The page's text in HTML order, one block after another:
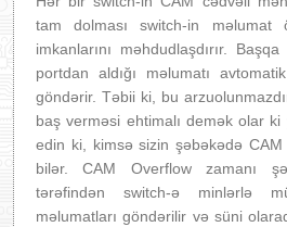
tam dolması switch-in məlumat
imkanlarını məhdudlaşdırır.
portdan aldığı məlumatı
göndərir. Təbii ki, bu
baş verməsi ehtimalı demək olar
edin ki, kimsə sizin şəbəkədə
bilər. CAM Overflow zamanı
tərəfindən switch-ə minlərlə
məlumatları göndərilir və süni